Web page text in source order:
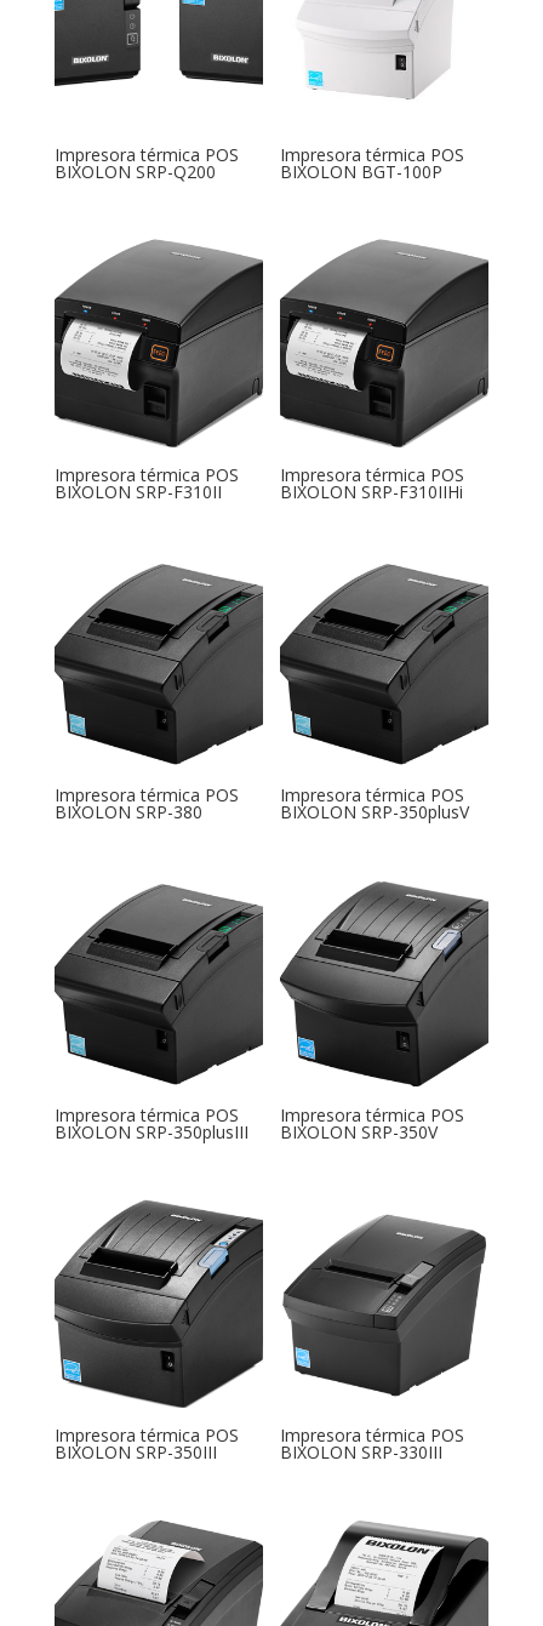
Impresora térmica POS
BIXOLON SRP-Q200
Impresora térmica POS
BIXOLON BGT-100P
Impresora térmica POS
BIXOLON SRP-F310II
Impresora térmica POS
BIXOLON SRP-F310IIHi
Impresora térmica POS
BIXOLON SRP-380
Impresora térmica POS
BIXOLON SRP-350plusV
Impresora térmica POS
BIXOLON SRP-350plusIII
Impresora térmica POS
BIXOLON SRP-350V
Impresora térmica POS
BIXOLON SRP-350III
Impresora térmica POS
BIXOLON SRP-330III